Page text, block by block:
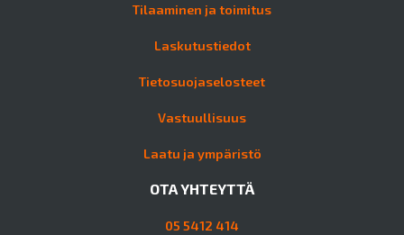
Tilaaminen ja toimitus
Laskutustiedot
Tietosuojaselosteet
Vastuullisuus
Laatu ja ympäristö
OTA YHTEYTTÄ
05 5412 414